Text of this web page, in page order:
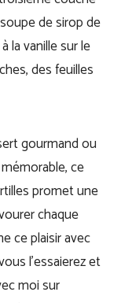
de sirop de
la vanille sur le
des feuilles
gourmand ou
ce
promet une
chaque
ce plaisir avec
l’essaierez et
moi sur